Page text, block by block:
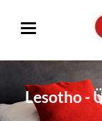
Lesotho -